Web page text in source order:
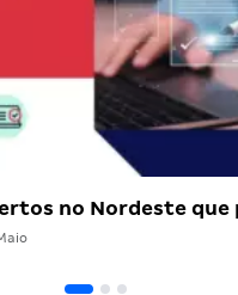
no Nordeste que